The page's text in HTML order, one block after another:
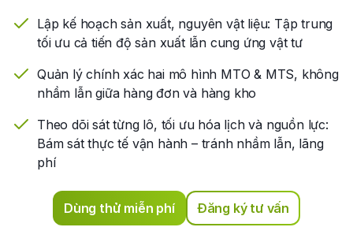
Lập kế hoạch sản xuất, nguyên vật liệu: Tập trung
tối ưu cả tiến độ sản xuất lẫn cung ứng vật tư
Quản lý chính xác hai mô hình MTO & MTS, không
nhầm lẫn giữa hàng đơn và hàng kho
Theo dõi sát từng lô, tối ưu hóa lịch và nguồn lực:
Bám sát thực tế vận hành – tránh nhầm lẫn, lãng
phí
Dùng thử miễn phí Đăng ký tư vấn